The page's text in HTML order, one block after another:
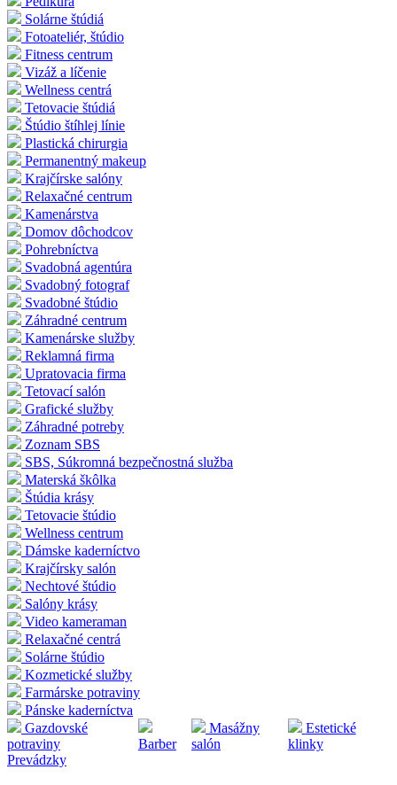
Solárne štúdiá
Fotoateliér, štúdio
Fitness centrum
Vizáž a líčenie
Wellness centrá
Tetovacie štúdiá
Štúdio štíhlej línie
Plastická chirurgia
Permanentný makeup
Krajčírske salóny
Relaxačné centrum
Kamenárstva
Domov dôchodcov
Pohrebníctva
Svadobná agentúra
Svadobný fotograf
Svadobné štúdio
Záhradné centrum
Kamenárske služby
Reklamná firma
Upratovacia firma
Tetovací salón
Grafické služby
Záhradné potreby
Zoznam SBS
SBS, Súkromná bezpečnostná služba
Materská škôlka
Štúdia krásy
Tetovacie štúdio
Wellness centrum
Dámske kaderníctvo
Krajčírsky salón
Nechtové štúdio
Salóny krásy
Video kameraman
Relaxačné centrá
Solárne štúdio
Kozmetické služby
Farmárske potraviny
Pánske kaderníctva
Gazdovské
potraviny
Barber
Masážny
salón
Estetické
klinky
Prevádzky